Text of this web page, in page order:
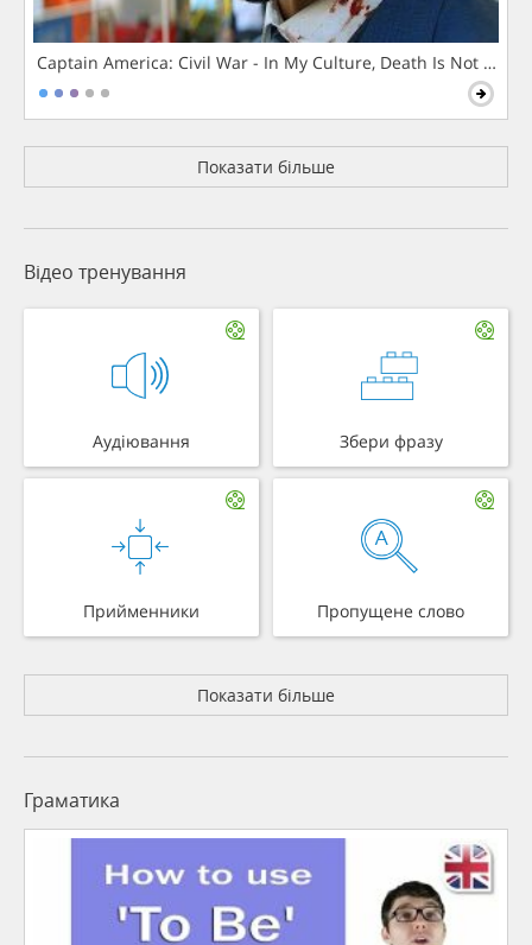
Captain America: Civil War - In My Culture, Death Is Not The
Показати більше
Відео тренування
Аудіювання Збери фразу
Прийменники Пропущене слово
Показати більше
Граматика